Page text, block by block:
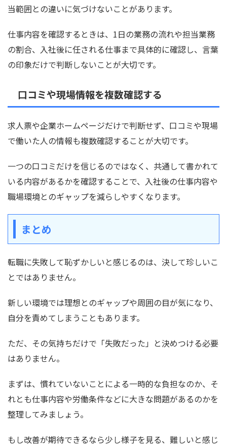
当範囲との違いに気づけないことがあります。
仕事内容を確認するときは、1日の業務の流れや担当業務
の割合、入社後に任される仕事まで具体的に確認し、言葉
の印象だけで判断しないことが大切です。
口コミや現場情報を複数確認する
求人票や企業ホームページだけで判断せず、口コミや現場
で働いた人の情報も複数確認することが大切です。
一つの口コミだけを信じるのではなく、共通して書かれて
いる内容があるかを確認することで、入社後の仕事内容や
職場環境とのギャップを減らしやすくなります。
まとめ
転職に失敗して恥ずかしいと感じるのは、決して珍しいこ
とではありません。
新しい環境では理想とのギャップや周囲の目が気になり、
自分を責めてしまうこともあります。
ただ、その気持ちだけで「失敗だった」と決めつける必要
はありません。
まずは、慣れていないことによる一時的な負担なのか、そ
れとも仕事内容や労働条件などに大きな問題があるのかを
整理してみましょう。
もし改善が期待できるなら少し様子を見る、難しいと感じ